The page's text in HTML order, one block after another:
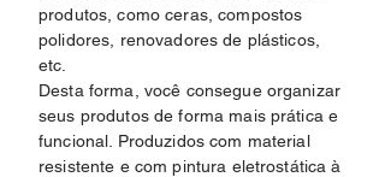
produtos, como ceras, compostos
polidores, renovadores de plásticos,
etc.
Desta forma, você consegue organizar
seus produtos de forma mais prática e
funcional. Produzidos com material
resistente e com pintura eletrostática à